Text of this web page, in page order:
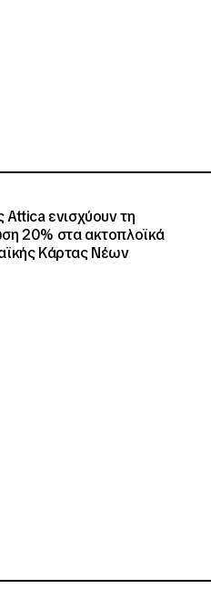
Attica ενισχύουν τη
20% στα ακτοπλοϊκά
Κάρτας Νέων